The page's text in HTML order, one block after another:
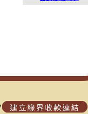
建立綠界收款連結